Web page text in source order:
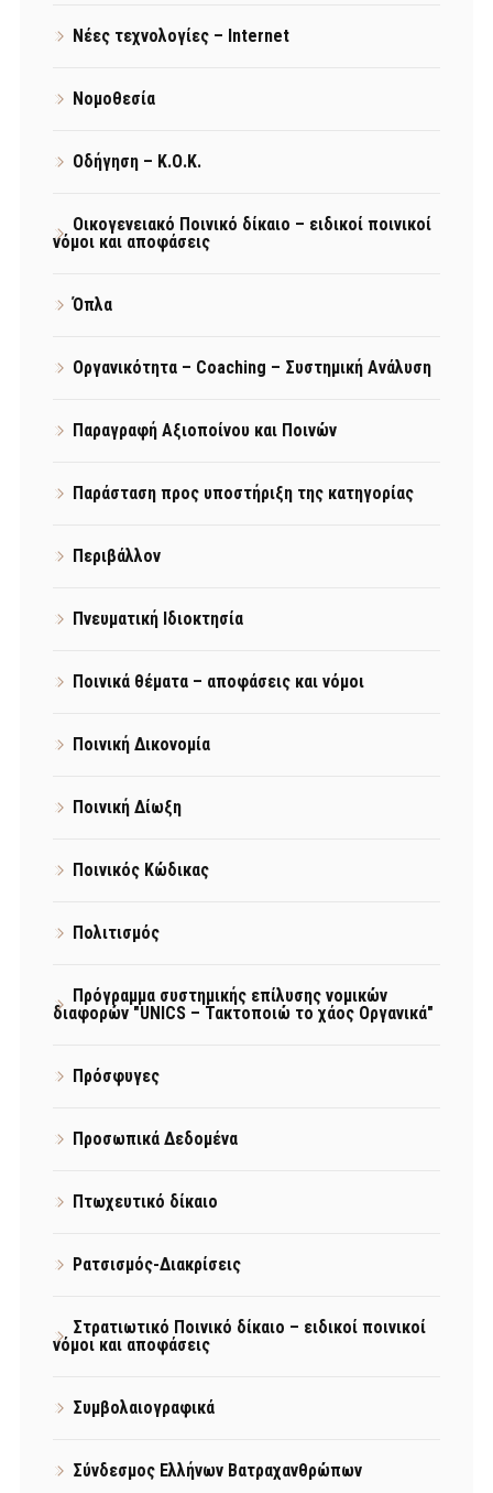
Νέες τεχνολογίες – Internet
Νομοθεσία
Οδήγηση – Κ.Ο.Κ.
Οικογενειακό Ποινικό δίκαιο – ειδικοί ποινικοί
νόμοι και αποφάσεις
Όπλα
Οργανικότητα – Coaching – Συστημική Ανάλυση
Παραγραφή Αξιοποίνου και Ποινών
Παράσταση προς υποστήριξη της κατηγορίας
Περιβάλλον
Πνευματική Ιδιοκτησία
Ποινικά θέματα – αποφάσεις και νόμοι
Ποινική Δικονομία
Ποινική Δίωξη
Ποινικός Κώδικας
Πολιτισμός
Πρόγραμμα συστημικής επίλυσης νομικών
διαφορών "UNICS – Τακτοποιώ το χάος Οργανικά"
Πρόσφυγες
Προσωπικά Δεδομένα
Πτωχευτικό δίκαιο
Ρατσισμός-Διακρίσεις
Στρατιωτικό Ποινικό δίκαιο – ειδικοί ποινικοί
νόμοι και αποφάσεις
Συμβολαιογραφικά
Σύνδεσμος Ελλήνων Βατραχανθρώπων